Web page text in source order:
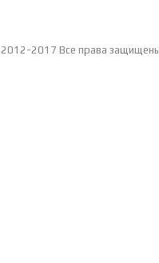
2012-2017 Все права